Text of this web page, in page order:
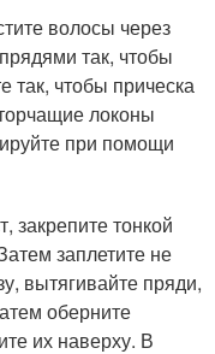
волосы через
так, чтобы
так, чтобы прическа
локоны
при помощи
закрепите тонкой
заплетите не
вытягивайте пряди,
оберните
их наверху. В